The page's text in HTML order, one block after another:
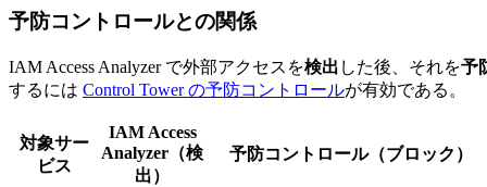
予防コントロールとの関係
IAM Access Analyzer で外部アクセスを検出 した後、それを予
するには Control Tower の予防コントロールが有効である。
対象サー
ビス
IAM Access
Analyzer（検
出）
予防コントロール（ブロック）